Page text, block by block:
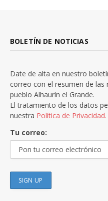
BOLETÍN DE NOTICIAS
Date de alta en nuestro
correo con el resumen de
pueblo Alhaurín el Grande.
El tratamiento de los datos
nuestra Política de Privacidad.
Tu correo: